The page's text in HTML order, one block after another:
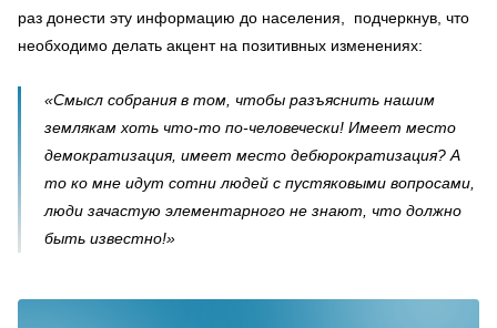
раз донести эту информацию до населения, подчеркнув, что
необходимо делать акцент на позитивных изменениях:
«Смысл собрания в том, чтобы разъяснить нашим
землякам хоть что-то по-человечески! Имеет место
демократизация, имеет место дебюрократизация? А
то ко мне идут сотни людей с пустяковыми вопросами,
люди зачастую элементарного не знают, что должно
быть известно!»